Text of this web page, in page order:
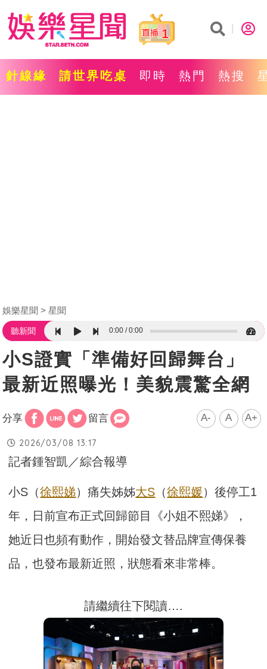
1
針線緣 請世界吃桌 即時 熱門 熱搜
娛樂星聞 星聞
聽新聞 0:00 0:00
小S證實「準備好回歸舞台」
最新近照曝光！美貌震驚全網
分享 留言 A- A A+
2026/03/08 13:17
記者鍾智凱／綜合報導
小S（徐熙娣）痛失姊姊大S （徐熙媛）後停工1
年，日前宣布正式回歸節目《小姐不熙娣》，
她近日也頻有動作，開始發文替品牌宣傳保養
品，也發布最新近照，狀態看來非常棒。
請繼續往下閱讀….